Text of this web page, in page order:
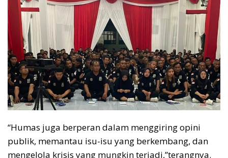
“Humas juga berperan dalam menggiring opini
publik, memantau isu-isu yang berkembang, dan
mengelola krisis yang mungkin terjadi,”terangnya.